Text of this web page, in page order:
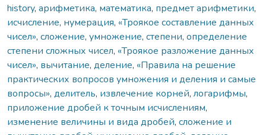
history, арифметика, математика, предмет арифметики,
исчисление, нумерация, «Троякое составление данных
чисел», сложение, умножение, степени, определение
степени сложных чисел, «Троякое разложение данных
чисел», вычитание, деление, «Правила на решение
практических вопросов умножения и деления и самые
вопросы», делитель, извлечение корней, логарифмы,
приложение дробей к точным исчислениям,
изменение величины и вида дробей, сложение и